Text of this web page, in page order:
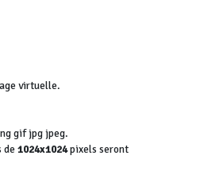
virtuelle.
gif jpg jpeg.
de 1024x1024pixels seront